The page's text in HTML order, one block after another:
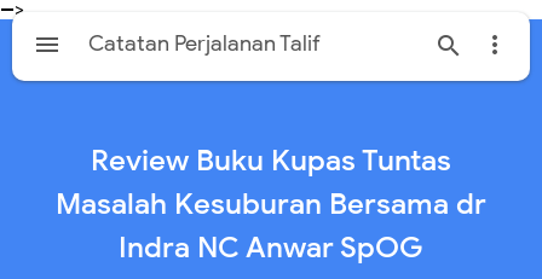
-->
  
Catatan Perjalanan Talif
Review Buku Kupas Tuntas
Masalah Kesuburan Bersama dr
Indra NC Anwar SpOG